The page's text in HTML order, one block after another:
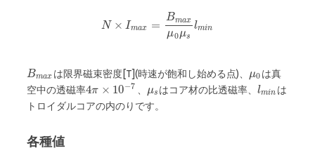
N × Imax =
Bmax
μ0μs
lmin
Bmax は限界磁束密度[T](時速が飽和し始める点)、 μ0 は真
空中の透磁率4π × 10−7 μs はコア材の比透磁率、lmin は
トロイダルコアの内のりです。
各種値